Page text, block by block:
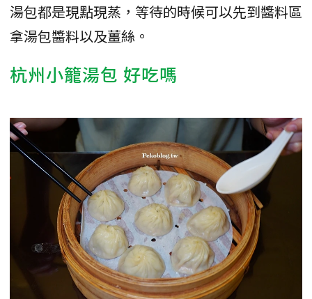
湯包都是現點現蒸，等待的時候可以先到醬料區
拿湯包醬料以及薑絲。
杭州小籠湯包 好吃嗎